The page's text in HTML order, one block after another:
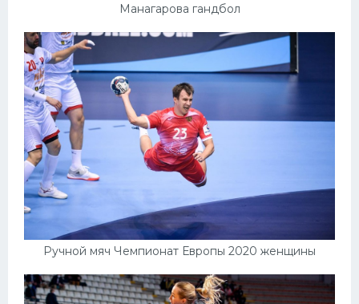
Манагарова гандбол
Ручной мяч Чемпионат Европы 2020 женщины